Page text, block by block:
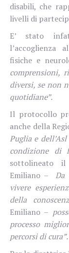
disabili, che
livelli di
E’ stato
l’accoglienza
fisiche e
comprensioni,
diversi, se non
quotidiane”.
Il protocollo
anche della
Puglia e
condizione di
sottolineato il
Emiliano – Da
vivere
della
Emiliano –
processo
percorsi di cura”.